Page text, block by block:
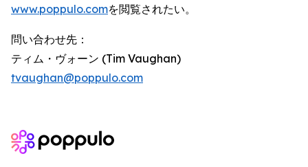
www.poppulo.comを閲覧されたい。
問い合わせ先：
ティム・ヴォーン (Tim Vaughan)
tvaughan@poppulo.com